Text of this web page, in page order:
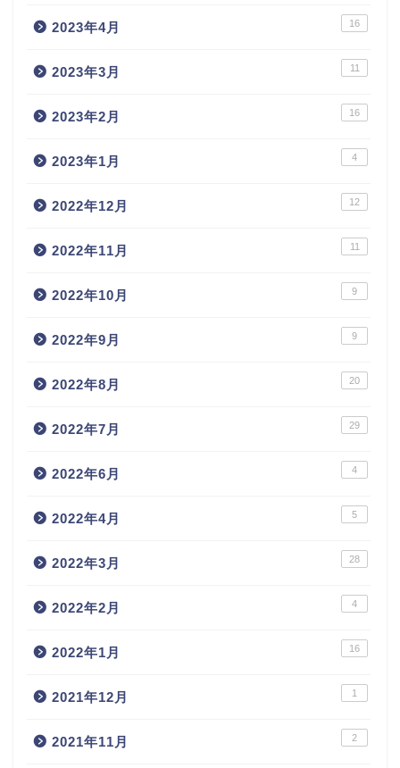
2023年4月 16
2023年3月 11
2023年2月 16
2023年1月 4
2022年12月 12
2022年11月 11
2022年10月 9
2022年9月 9
2022年8月 20
2022年7月 29
2022年6月 4
2022年4月 5
2022年3月 28
2022年2月 4
2022年1月 16
2021年12月 1
2021年11月 2